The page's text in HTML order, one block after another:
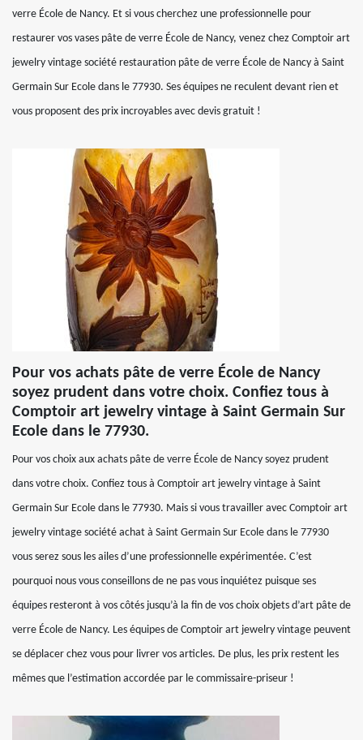
verre École de Nancy. Et si vous cherchez une professionnelle pour
restaurer vos vases pâte de verre École de Nancy, venez chez Comptoir art
jewelry vintage société restauration pâte de verre École de Nancy à Saint
Germain Sur Ecole dans le 77930. Ses équipes ne reculent devant rien et
vous proposent des prix incroyables avec devis gratuit !
Pour vos achats pâte de verre École de Nancy
soyez prudent dans votre choix. Confiez tous à
Comptoir art jewelry vintage à Saint Germain Sur
Ecole dans le 77930.
Pour vos choix aux achats pâte de verre École de Nancy soyez prudent
dans votre choix. Confiez tous à Comptoir art jewelry vintage à Saint
Germain Sur Ecole dans le 77930. Mais si vous travailler avec Comptoir art
jewelry vintage société achat à Saint Germain Sur Ecole dans le 77930
vous serez sous les ailes d’une professionnelle expérimentée. C’est
pourquoi nous vous conseillons de ne pas vous inquiétez puisque ses
équipes resteront à vos côtés jusqu’à la fin de vos choix objets d’art pâte de
verre École de Nancy. Les équipes de Comptoir art jewelry vintage peuvent
se déplacer chez vous pour livrer vos articles. De plus, les prix restent les
mêmes que l’estimation accordée par le commissaire-priseur !